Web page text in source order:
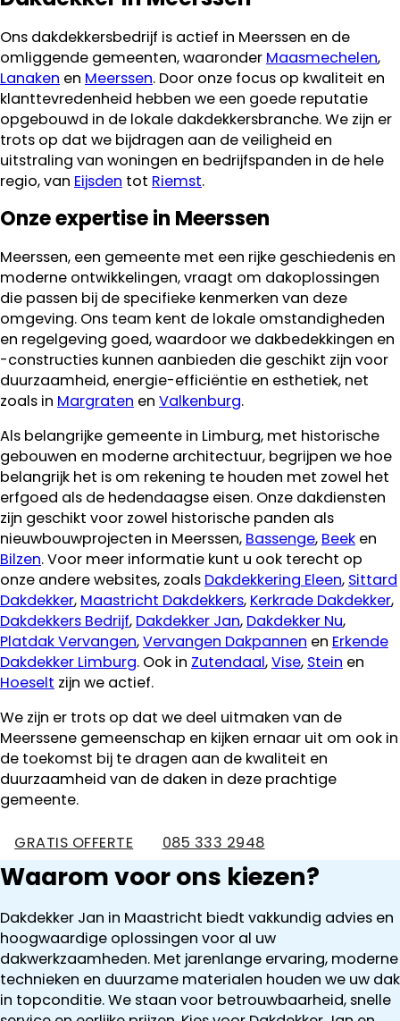
Ons dakdekkersbedrijf is actief in Meerssen en de
omliggende gemeenten, waaronder Maasmechelen,
Lanaken en Meerssen. Door onze focus op kwaliteit en
klanttevredenheid hebben we een goede reputatie
opgebouwd in de lokale dakdekkersbranche. We zijn er
trots op dat we bijdragen aan de veiligheid en
uitstraling van woningen en bedrijfspanden in de hele
regio, van Eijsden tot Riemst.
Onze expertise in Meerssen
Meerssen, een gemeente met een rijke geschiedenis en
moderne ontwikkelingen, vraagt om dakoplossingen
die passen bij de specifieke kenmerken van deze
omgeving. Ons team kent de lokale omstandigheden
en regelgeving goed, waardoor we dakbedekkingen en
-constructies kunnen aanbieden die geschikt zijn voor
duurzaamheid, energie-efficiëntie en esthetiek, net
zoals in Margraten en Valkenburg.
Als belangrijke gemeente in Limburg, met historische
gebouwen en moderne architectuur, begrijpen we hoe
belangrijk het is om rekening te houden met zowel het
erfgoed als de hedendaagse eisen. Onze dakdiensten
zijn geschikt voor zowel historische panden als
nieuwbouwprojecten in Meerssen, Bassenge, Beek en
Bilzen. Voor meer informatie kunt u ook terecht op
onze andere websites, zoals Dakdekkering Eleen, Sittard
Dakdekker, Maastricht Dakdekkers, Kerkrade Dakdekker,
Dakdekkers Bedrijf, Dakdekker Jan, Dakdekker Nu,
Platdak Vervangen,Vervangen Dakpannen en Erkende
Dakdekker Limburg. Ook in Zutendaal,Vise, Stein en
Hoeselt zijn we actief.
We zijn er trots op dat we deel uitmaken van de
Meerssene gemeenschap en kijken ernaar uit om ook in
de toekomst bij te dragen aan de kwaliteit en
duurzaamheid van de daken in deze prachtige
gemeente.
GRATIS OFFERTE 085 333 2948
Waarom voor ons kiezen?
Dakdekker Jan in Maastricht biedt vakkundig advies en
hoogwaardige oplossingen voor al uw
dakwerkzaamheden. Met jarenlange ervaring, moderne
technieken en duurzame materialen houden we uw dak
in topconditie. We staan voor betrouwbaarheid, snelle